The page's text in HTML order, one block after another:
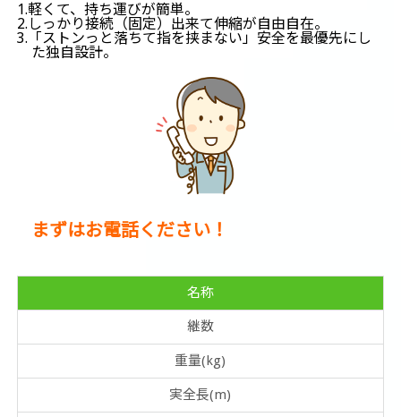
1.軽くて、持ち運びが簡単。
2.しっかり接続（固定）出来て伸縮が自由自在。
3.「ストンっと落ちて指を挟まない」安全を最優先にし
た独自設計。
まずはお電話ください！
名称
継数
重量(kg)
実全長(m)